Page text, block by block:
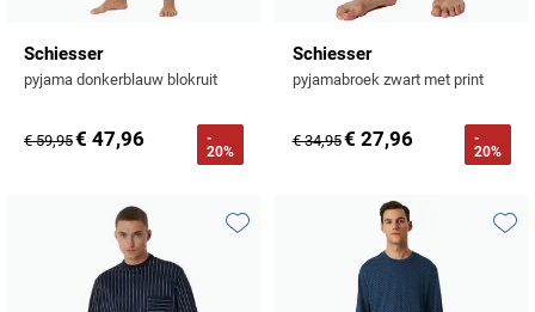
Schiesser
pyjama donkerblauw blokruit
€ 59,95€ 47,96
-
20%
Schiesser
pyjamabroek zwart met print
€ 34,95€ 27,96
-
20%
Toevoegen aan favorieten